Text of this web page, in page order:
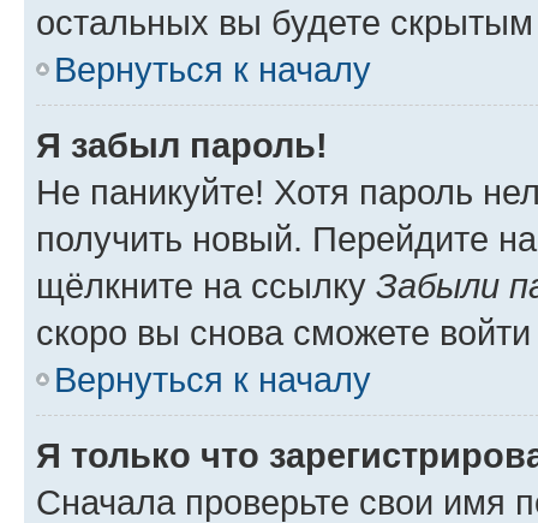
остальных вы будете
Вернуться к началу
Я забыл пароль!
Не паникуйте! Хотя пароль
получить новый. Перейдите
щёлкните на ссылку Забыли
скоро вы снова сможете
Вернуться к началу
Я только что
Сначала проверьте свои имя